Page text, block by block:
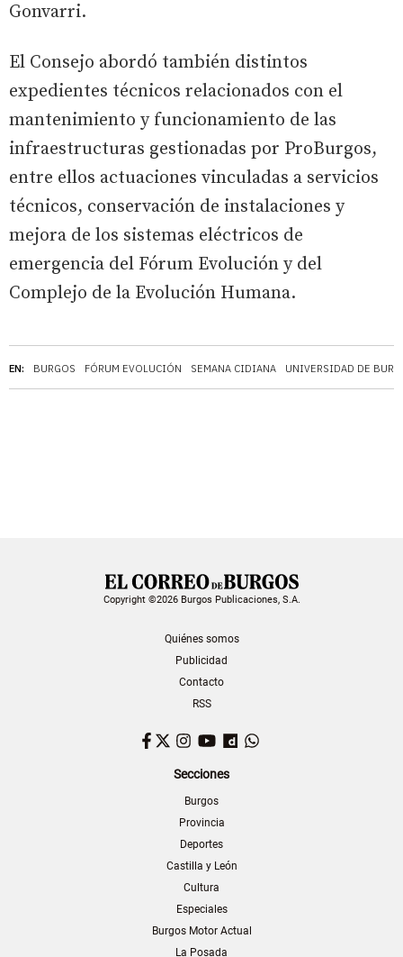
EN: BURGOS FÓRUM EVOLUCIÓN SEMANA CIDIANA UNIVERSIDAD DE
Gonvarri.
El Consejo abordó también distintos
expedientes técnicos relacionados con el
mantenimiento y funcionamiento de las
infraestructuras gestionadas por ProBurgos,
entre ellos actuaciones vinculadas a servicios
técnicos, conservación de instalaciones y
mejora de los sistemas eléctricos de
emergencia del Fórum Evolución y del
Complejo de la Evolución Humana.
Copyright ©2026 Burgos Publicaciones, S.A.
Quiénes somos
Publicidad
Contacto
RSS
Facebook
TwitterInstagram
YouTubeDailymotion
Secciones
Burgos
Provincia
Deportes
Castilla y León
Cultura
Especiales
Burgos Motor Actual
La Posada